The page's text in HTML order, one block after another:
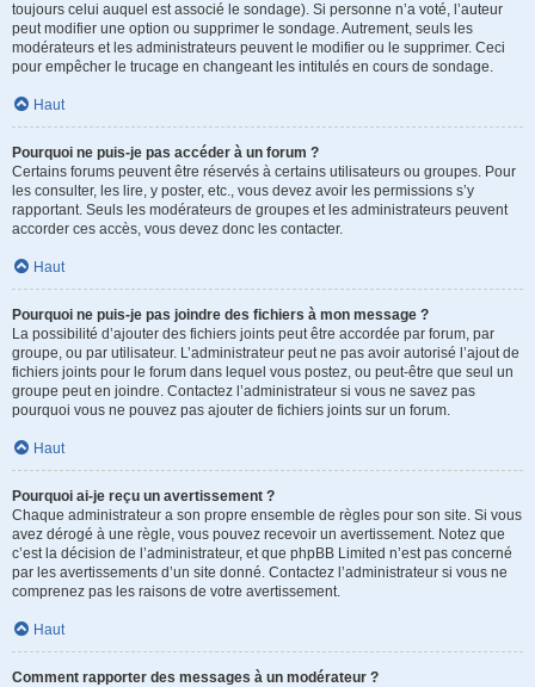
toujours celui auquel est associé le sondage). Si personne n’a voté, l’auteur
peut modifier une option ou supprimer le sondage. Autrement, seuls les
modérateurs et les administrateurs peuvent le modifier ou le supprimer. Ceci
pour empêcher le trucage en changeant les intitulés en cours de sondage.
Haut
Pourquoi ne puis-je pas accéder à un forum ?
Certains forums peuvent être réservés à certains utilisateurs ou groupes. Pour
les consulter, les lire, y poster, etc., vous devez avoir les permissions s’y
rapportant. Seuls les modérateurs de groupes et les administrateurs peuvent
accorder ces accès, vous devez donc les contacter.
Haut
Pourquoi ne puis-je pas joindre des fichiers à mon message ?
La possibilité d’ajouter des fichiers joints peut être accordée par forum, par
groupe, ou par utilisateur. L’administrateur peut ne pas avoir autorisé l’ajout de
fichiers joints pour le forum dans lequel vous postez, ou peut-être que seul un
groupe peut en joindre. Contactez l’administrateur si vous ne savez pas
pourquoi vous ne pouvez pas ajouter de fichiers joints sur un forum.
Haut
Pourquoi ai-je reçu un avertissement ?
Chaque administrateur a son propre ensemble de règles pour son site. Si vous
avez dérogé à une règle, vous pouvez recevoir un avertissement. Notez que
c’est la décision de l’administrateur, et que phpBB Limited n’est pas concerné
par les avertissements d’un site donné. Contactez l’administrateur si vous ne
comprenez pas les raisons de votre avertissement.
Haut
Comment rapporter des messages à un modérateur ?